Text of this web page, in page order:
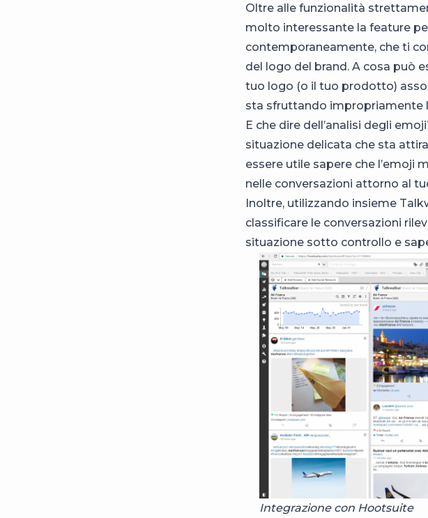
Oltre alle funzionalità
molto interessante la feature
contemporaneamente, che ti
del logo del brand. A cosa può
tuo logo (o il tuo prodotto)
sta sfruttando impropriamente
E che dire dell’analisi degli
situazione delicata che sta
essere utile sapere che l’emoji
nelle conversazioni attorno al
Inoltre, utilizzando insieme
classificare le conversazioni
situazione sotto controllo e
Integrazione con Hootsuite